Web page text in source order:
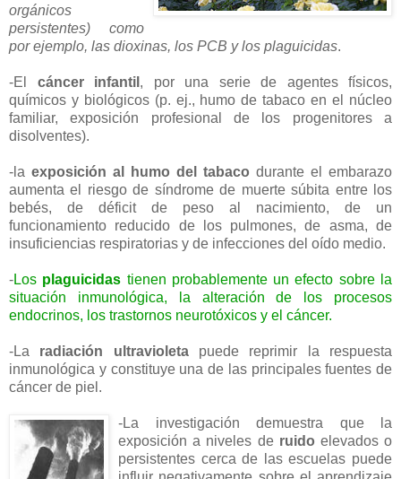
orgánicos
persistentes) como
por ejemplo, las dioxinas, los PCB y los plaguicidas.
-El cáncer infantil , por una serie de agentes físicos,
químicos y biológicos (p. ej., humo de tabaco en el núcleo
familiar, exposición profesional de los progenitores a
disolventes).
-la exposición al humo del tabaco durante el embarazo
aumenta el riesgo de síndrome de muerte súbita entre los
bebés, de déficit de peso al nacimiento, de un
funcionamiento reducido de los pulmones, de asma, de
insuficiencias respiratorias y de infecciones del oído medio.
-Los plaguicidas tienen probablemente un efecto sobre la
situación inmunológica, la alteración de los procesos
endocrinos, los trastornos neurotóxicos y el cáncer.
-La radiación ultravioletapuede reprimir la respuesta
inmunológica y constituye una de las principales fuentes de
cáncer de piel.
-La investigación demuestra que la
exposición a niveles de ruido elevados o
persistentes cerca de las escuelas puede